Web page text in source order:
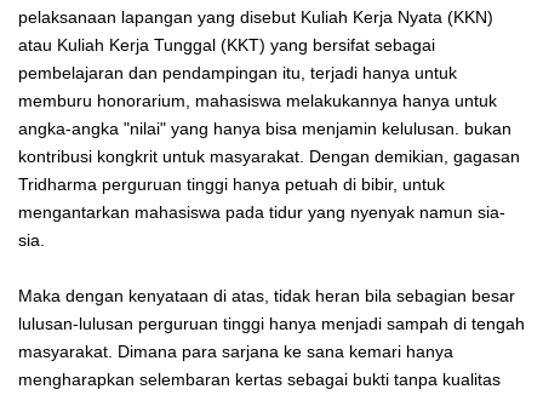
pelaksanaan lapangan yang disebut Kuliah Kerja Nyata (KKN)
atau Kuliah Kerja Tunggal (KKT) yang bersifat sebagai
pembelajaran dan pendampingan itu, terjadi hanya untuk
memburu honorarium, mahasiswa melakukannya hanya untuk
angka-angka "nilai" yang hanya bisa menjamin kelulusan. bukan
kontribusi kongkrit untuk masyarakat. Dengan demikian, gagasan
Tridharma perguruan tinggi hanya petuah di bibir, untuk
mengantarkan mahasiswa pada tidur yang nyenyak namun sia-
sia.
Maka dengan kenyataan di atas, tidak heran bila sebagian besar
lulusan-lulusan perguruan tinggi hanya menjadi sampah di tengah
masyarakat. Dimana para sarjana ke sana kemari hanya
mengharapkan selembaran kertas sebagai bukti tanpa kualitas